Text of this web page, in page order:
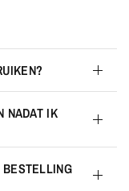
NADAT IK
BESTELLING